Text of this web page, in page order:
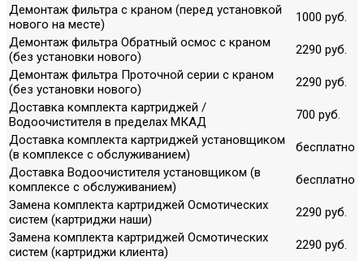
Демонтаж фильтра с краном (перед установкой
нового на месте)
1000 руб.
Демонтаж фильтра Обратный осмос с краном
(без установки нового)
2290 руб.
Демонтаж фильтра Проточной серии с краном
(без установки нового)
2290 руб.
Доставка комплекта картриджей /
Водоочистителя в пределах МКАД
700 руб.
Доставка комплекта картриджей установщиком
(в комплексе с обслуживанием)
бесплатно
Доставка Водоочистителя установщиком (в
комплексе с обслуживанием)
бесплатно
Замена комплекта картриджей Осмотических
систем (картриджи наши)
2290 руб.
Замена комплекта картриджей Осмотических
систем (картриджи клиента)
2290 руб.